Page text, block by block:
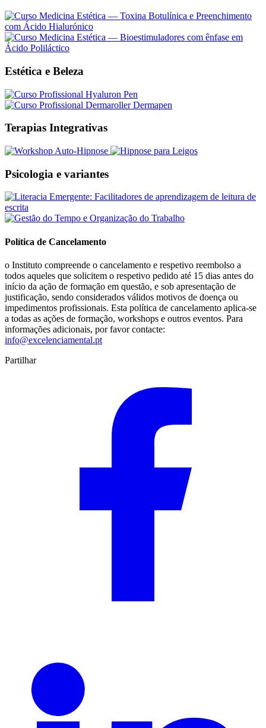
Estética e Beleza
Terapias Integrativas
Psicologia e variantes
Política de Cancelamento
o Instituto compreende o cancelamento e respetivo reembolso a
todos aqueles que solicitem o respetivo pedido até 15 dias antes do
início da ação de formação em questão, e sob apresentação de
justificação, sendo considerados válidos motivos de doença ou
impedimentos profissionais. Esta política de cancelamento aplica-se
a todas as ações de formação, workshops e outros eventos. Para
informações adicionais, por favor contacte:
info@excelenciamental.pt
Partilhar